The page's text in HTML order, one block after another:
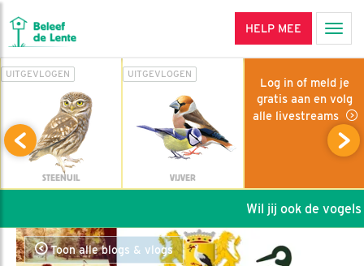
HELP MEE
UITGEVLOGEN
STEENUIL
UITGEVLOGEN
VIJVER
Log in of meld je
gratis aan en volg
alle livestreams
Wil jij ook de vogels
Toon alle blogs & vlogs